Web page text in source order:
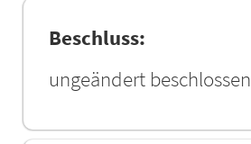
Beschluss:
ungeändert beschlossen